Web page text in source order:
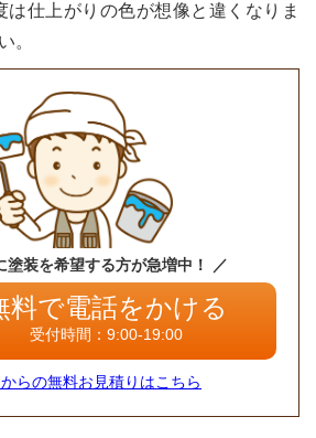
は仕上がりの色が想像と違くなりま
。
塗装を希望する方が急増中！ ／
料で電話をかける
受付時間：9:00-19:00
らの無料お見積りはこちら